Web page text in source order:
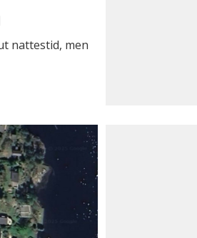
nattestid, men